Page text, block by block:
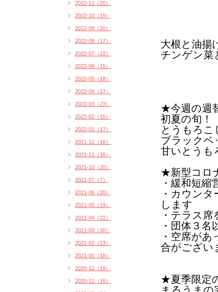
大根と油揚
チンゲン菜
★今週の週
初夏の旬！
とうもろこ
ブラックペ
甘いとうも
★新型コロ
・緩和短縮
・カウン
します
・テラス
・団体３
・空席が
合がござい
★夏季限定
2022-11（20）
2022-10（19）
2022-09（20）
2022-08（17）
2022-07（22）
2022-06（15）
2022-05（18）
2022-04（17）
2022-03（23）
2022-02（15）
2022-01（17）
2021-12（16）
2021-11（16）
2021-10（20）
2021-07（7）
2021-06（20）
2021-05（19）
2021-04（22）
2021-03（20）
2021-02（13）
2021-01（18）
2020-12（19）
2020-11（16）